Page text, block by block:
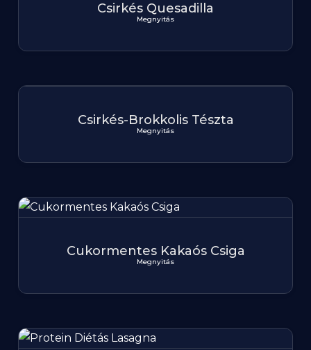
Csirkés Quesadilla
Megnyitás
Csirkés-Brokkolis Tészta
Megnyitás
Cukormentes Kakaós Csiga
Megnyitás